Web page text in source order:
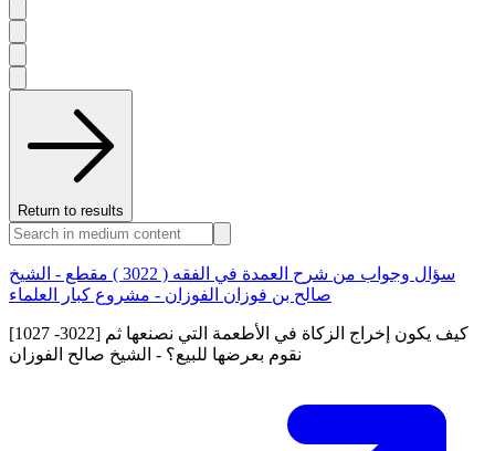
Return to results
سؤال وجواب من شرح العمدة في الفقه ( 3022 ) مقطع - الشيخ
صالح بن فوزان الفوزان - مشروع كبار العلماء
[1027 -3022] كيف يكون إخراج الزكاة في الأطعمة التي نصنعها ثم
نقوم بعرضها للبيع؟ - الشيخ صالح الفوزان